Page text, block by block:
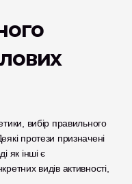
вибір правильного
протези призначені
як інші є
видів активності,